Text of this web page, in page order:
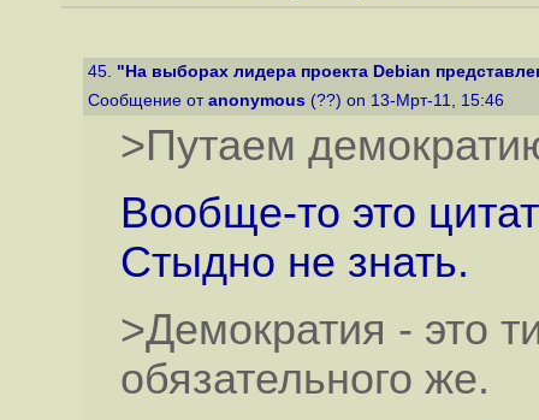
45. "На выборах лидера проекта Debian
Сообщение от anonymous (??) on 13-Мрт-11, 15:46
>Путаем
Вообще-то это
Стыдно не знать.
>Демократия - это
обязательного же.